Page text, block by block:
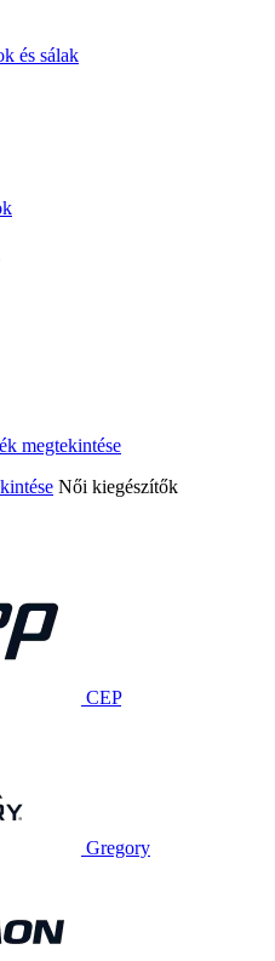
és sálak
Női kiegészítők
CEP
Gregory